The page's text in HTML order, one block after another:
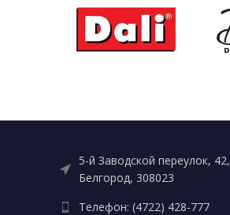
5-й Заводской переулок, 42,
Белгород, 308023
Телефон: (4722) 428-777